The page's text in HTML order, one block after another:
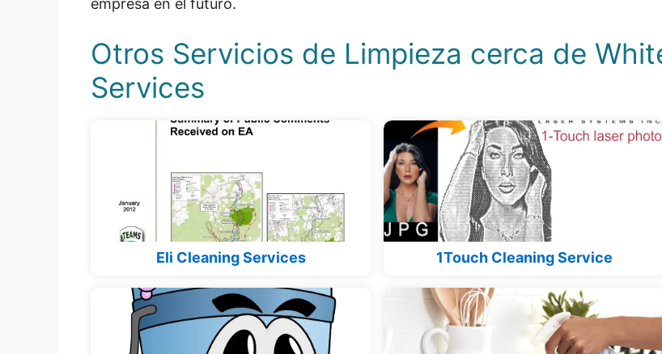
Otros Servicios de Limpieza cerca de
Services
Eli Cleaning Services 1Touch Cleaning Service